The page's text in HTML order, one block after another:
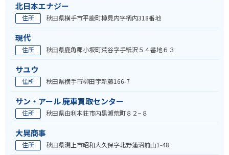
北日本エナジー
住所 秋田県横手市平鹿町樽見内字柄内318番地
現代
住所 秋田県鹿角郡小坂町荒谷字手紙沢５４番地６３
サユウ
住所 秋田県横手市柳田字新藤166-7
サン・アール 廃車買取センター
住所 秋田県由利本荘市内黒瀬荒町８２−８
大晃商事
住所 秋田県潟上市昭和大久保字北野蓮沼前山1-48